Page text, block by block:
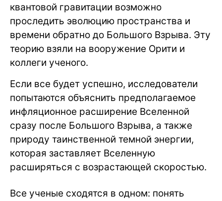
квантовой гравитации возможно
проследить эволюцию пространства и
времени обратно до Большого Взрыва. Эту
теорию взяли на вооружение Орити и
коллеги ученого.
Если все будет успешно, исследователи
попытаются объяснить предполагаемое
инфляционное расширение Вселенной
сразу после Большого Взрыва, а также
природу таинственной темной энергии,
которая заставляет Вселенную
расширяться с возрастающей скоростью.
Все ученые сходятся в одном: понять